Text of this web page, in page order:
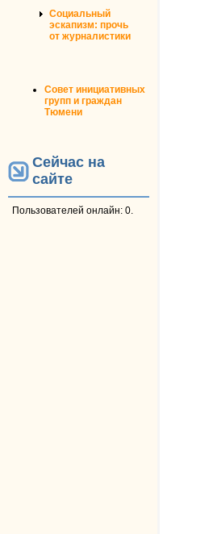
Социальный
эскапизм: прочь
от журналистики
Совет инициативных
групп и граждан
Тюмени
Сейчас на
сайте
Пользователей онлайн: 0.